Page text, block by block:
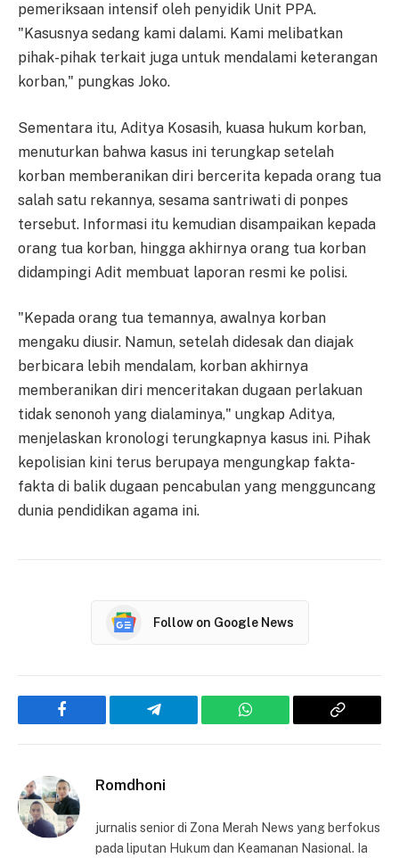
pemeriksaan intensif oleh penyidik Unit PPA.
"Kasusnya sedang kami dalami. Kami melibatkan
pihak-pihak terkait juga untuk mendalami keterangan
korban," pungkas Joko.
Sementara itu, Aditya Kosasih, kuasa hukum korban,
menuturkan bahwa kasus ini terungkap setelah
korban memberanikan diri bercerita kepada orang tua
salah satu rekannya, sesama santriwati di ponpes
tersebut. Informasi itu kemudian disampaikan kepada
orang tua korban, hingga akhirnya orang tua korban
didampingi Adit membuat laporan resmi ke polisi.
"Kepada orang tua temannya, awalnya korban
mengaku diusir. Namun, setelah didesak dan diajak
berbicara lebih mendalam, korban akhirnya
memberanikan diri menceritakan dugaan perlakuan
tidak senonoh yang dialaminya," ungkap Aditya,
menjelaskan kronologi terungkapnya kasus ini. Pihak
kepolisian kini terus berupaya mengungkap fakta-
fakta di balik dugaan pencabulan yang mengguncang
dunia pendidikan agama ini.
Follow on Google News
Facebook Telegram WhatsApp
Copy
Romdhoni
jurnalis senior di Zona Merah News yang berfokus
pada liputan Hukum dan Keamanan Nasional. Ia